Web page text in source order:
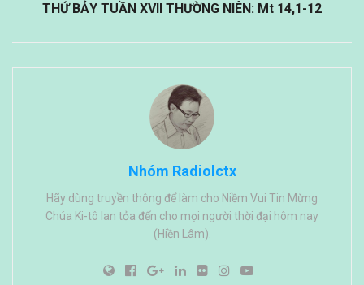
THỨ BẢY TUẦN XVII THƯỜNG NIÊN: Mt 14,1-12
Nhóm Radiolctx
Hãy dùng truyền thông để làm cho Niềm Vui Tin Mừng
Chúa Ki-tô lan tỏa đến cho mọi người thời đại hôm nay
(Hiền Lâm).